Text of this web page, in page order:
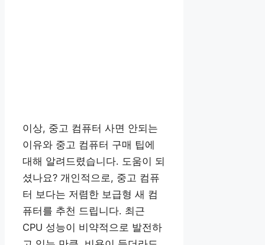
이상, 중고 컴퓨터 사면 안되는
이유와 중고 컴퓨터 구매 팁에
대해 알려드렸습니다. 도움이 되
셨나요? 개인적으로, 중고 컴퓨
터 보다는 저렴한 보급형 새 컴
퓨터를 추천 드립니다. 최근
CPU 성능이 비약적으로 발전하